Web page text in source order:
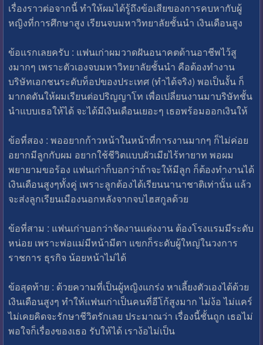
เรื่องราวต่อจากนี้ ทำให้ผมได้รู้ถึงข้อเสียของการคบหากับผู้
หญิงที่การศึกษาสูง เรียนจบมหาวิทยาลัยชั้นนำ เงินเดือนสูง
ข้อแรกเลยครับ : แฟนเก่าผมวาดฝันอนาคตด้านอาชีพไว้สู
งมากๆ เพราะตัวเองจบมหาวิทยาลัยชั้นนำ คือต้องทำงาน
บริษัทเอกชนระดับท็อปของประเทศ (ทำได้จริง) พอเป็นงั้น ก็
มากดดันให้ผมเรียนต่อปริญญาโท เพื่อเปลี่ยนงานมาบริษัทชั้น
นำแบบเธอให้ได้ จะได้มีเงินเดือนเยอะๆ เธอพร้อมออกเงินให้
ข้อที่สอง : พออยากก้าวหน้าในหน้าที่การงานมากๆ ก็ไม่ค่อย
อยากมีลูกกับผม อยากใช้ชีวิตแบบผัวเมียไร้ทายาท พอผม
พยายามขอร้อง แฟนเก่าก็บอกว่าถ้าจะให้มีลูก ก็ต้องทำงานได้
เงินเดือนสูงๆทั้งคู่ เพราะลูกต้องได้เรียนนานาชาติเท่านั้น แล้ว
จะส่งลูกเรียนเมืองนอกหลังจากจบไฮสกูลด้วย
ข้อที่สาม : แฟนเก่าบอกว่าจัดงานแต่งงาน ต้องโรงแรมมีระดับ
หน่อย เพราะพ่อแม่มีหน้ามีตา แขกก็ระดับผู้ใหญ่ในวงการ
ราชการ ธุรกิจ น้อยหน้าไม่ได้
ข้อสุดท้าย : ด้วยความที่เป็นผู้หญิงแกร่ง หาเลี้ยงตัวเองได้ด้วย
เงินเดือนสูงๆ ทำให้แฟนเก่าเป็นคนที่อีโก้สูงมาก ไม่ง้อ ไม่แคร์
ไม่เคยคิดจะรักษาชีวิตรักเลย ประมาณว่า เรื่องนี้ชั้นถูก เธอไม่
พอใจก็เรื่องของเธอ รับให้ได้ เราง้อไม่เป็น